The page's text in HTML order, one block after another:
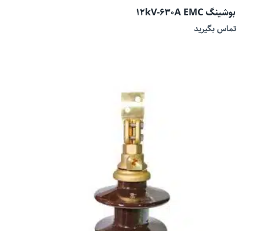
بوشینگ 12kV-630A EMC
تماس بگیرید